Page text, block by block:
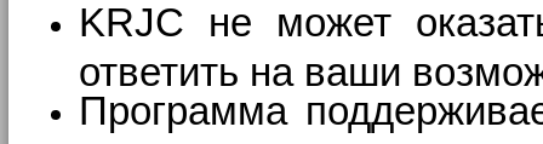
KRJC не может
ответить на ваши
Программа